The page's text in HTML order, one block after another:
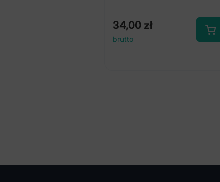
34,00 zł
brutto